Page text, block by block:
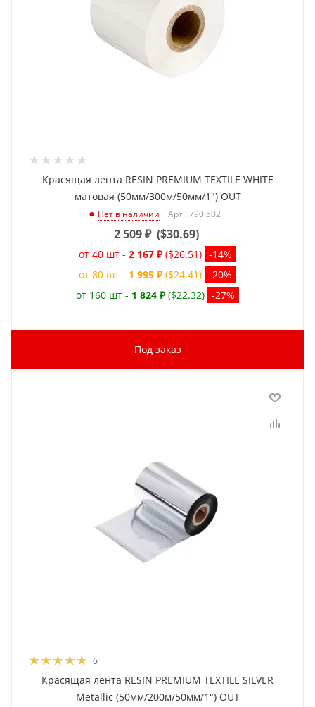
Красящая лента RESIN PREMIUM TEXTILE WHITE
матовая (50мм/300м/50мм/1") OUT
Нет в наличии Арт.: 790 502
2 509₽ ($30.69)
от 40 шт - 2 167 ₽ ($26.51) -14%
от 80 шт - 1 995 ₽ ($24.41) -20%
от 160 шт - 1 824 ₽ ($22.32) -27%
Под заказ
6
Красящая лента RESIN PREMIUM TEXTILE SILVER
Metallic (50мм/200м/50мм/1") OUT